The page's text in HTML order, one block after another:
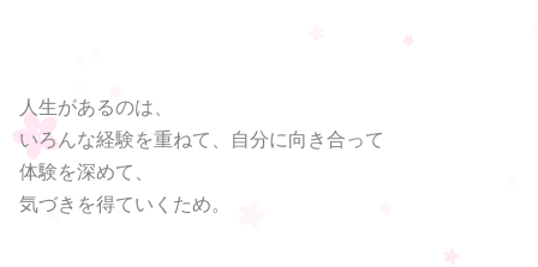
人生があるのは、
いろんな経験を重ねて、自分に向き合って
体験を深めて、
気づきを得ていくため。